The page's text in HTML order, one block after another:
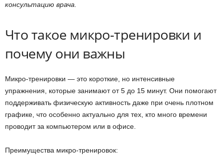
консультацию врача.
Что такое микро-тренировки и
почему они важны
Микро-тренировки — это короткие, но интенсивные
упражнения, которые занимают от 5 до 15 минут. Они помогают
поддерживать физическую активность даже при очень плотном
графике, что особенно актуально для тех, кто много времени
проводит за компьютером или в офисе.
Преимущества микро-тренировок: